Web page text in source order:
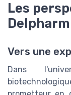
Les
Vers une
Dans